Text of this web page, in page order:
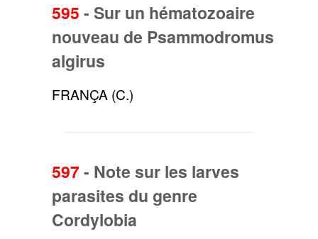
595 - Sur un hématozoaire
nouveau de Psammodromus
algirus
FRANÇA (C.)
597- Note sur les larves
parasites du genre
Cordylobia